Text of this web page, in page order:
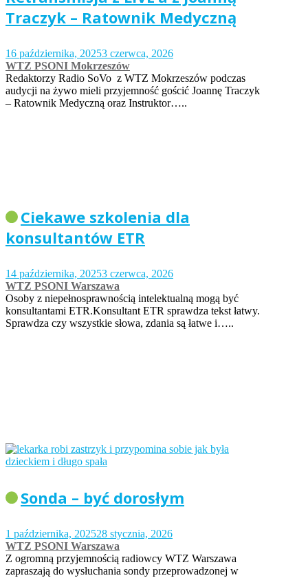
Traczyk – Ratownik Medyczną
16 października, 20253 czerwca, 2026
WTZ PSONI Mokrzeszów
Redaktorzy Radio SoVo z WTZ Mokrzeszów podczas
audycji na żywo mieli przyjemność gościć Joannę Traczyk
– Ratownik Medyczną oraz Instruktor…..
Ciekawe szkolenia dla
konsultantów ETR
14 października, 20253 czerwca, 2026
WTZ PSONI Warszawa
Osoby z niepełnosprawnością intelektualną mogą być
konsultantami ETR.Konsultant ETR sprawdza tekst łatwy.
Sprawdza czy wszystkie słowa, zdania są łatwe i…..
Sonda – być dorosłym
1 października, 202528 stycznia, 2026
WTZ PSONI Warszawa
Z ogromną przyjemnością radiowcy WTZ Warszawa
zapraszają do wysłuchania sondy przeprowadzonej w